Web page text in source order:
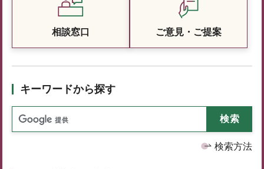
相談窓口 ご意見・ご提案
キーワードから探す
検索方法